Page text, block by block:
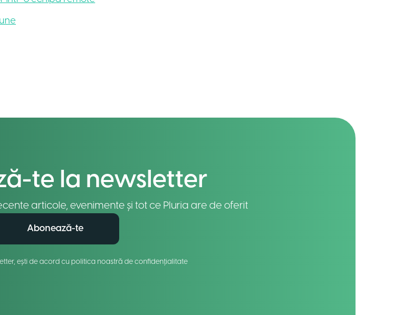
te la newsletter
articole, evenimente și tot ce Pluria are de oferit
Abonează-te
ești de acord cu politica noastră de confidențialitate